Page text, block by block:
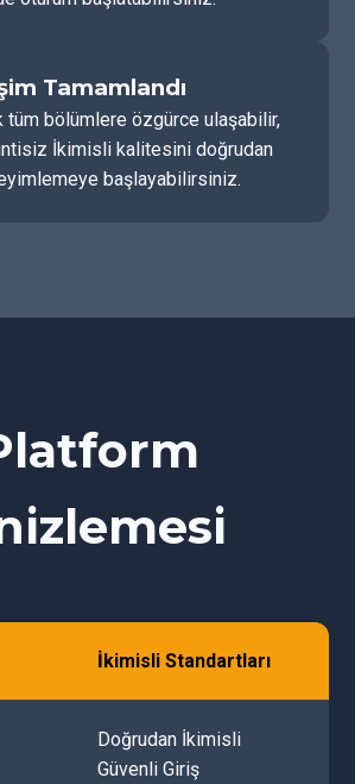
Tamamlandı
tüm bölümlere özgürce ulaşabilir,
İkimisli kalitesini doğrudan
başlayabilirsiniz.
İkimisli Standartları
Doğrudan İkimisli
Güvenli Giriş